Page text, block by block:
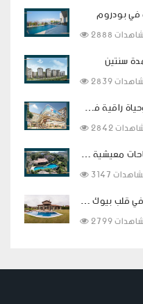
في بودروم
سنتين
مشروع توبكابي الفاخر: استثمار ذكي وحياة راقية في قلب اسطنبول
قصر الأحلام بإطلالة بحرية ساحرة ومساحات معيشية فاخرة في بودروم
فيلا فاخرة تجمع بين الراحة والفخامة في قلب بيوك شكمجة